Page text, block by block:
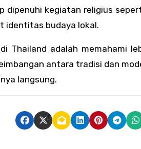
dipenuhi kegiatan religius
identitas budaya lokal.
Thailand adalah memahami
antara tradisi dan
langsung.